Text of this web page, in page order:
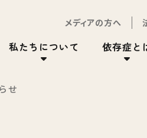
メディアの方へ
私たちについて 依存症と
せ